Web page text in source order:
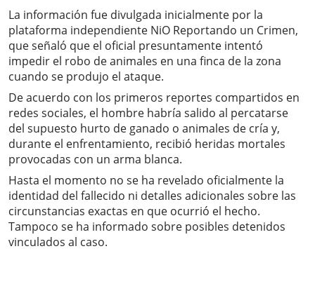
La información fue divulgada inicialmente por la
plataforma independiente NiO Reportando un Crimen,
que señaló que el oficial presuntamente intentó
impedir el robo de animales en una finca de la zona
cuando se produjo el ataque.
De acuerdo con los primeros reportes compartidos en
redes sociales, el hombre habría salido al percatarse
del supuesto hurto de ganado o animales de cría y,
durante el enfrentamiento, recibió heridas mortales
provocadas con un arma blanca.
Hasta el momento no se ha revelado oficialmente la
identidad del fallecido ni detalles adicionales sobre las
circunstancias exactas en que ocurrió el hecho.
Tampoco se ha informado sobre posibles detenidos
vinculados al caso.